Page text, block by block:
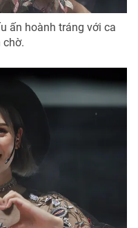
ấn hoành tráng với ca
chờ.